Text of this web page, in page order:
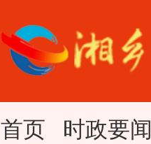
首页 时政要闻